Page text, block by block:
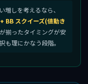
増しを考えるなら、
BB スクイーズ(値動き
揃ったタイミングが安
理にかなう段階。